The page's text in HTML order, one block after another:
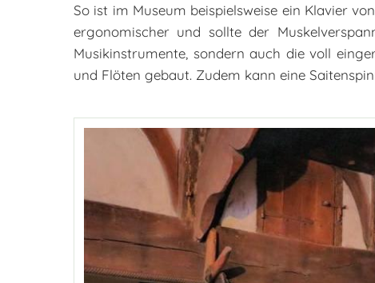
So ist im Museum beispielsweise ein Klavier
ergonomischer und sollte der
Musikinstrumente, sondern auch die voll
und Flöten gebaut. Zudem kann eine